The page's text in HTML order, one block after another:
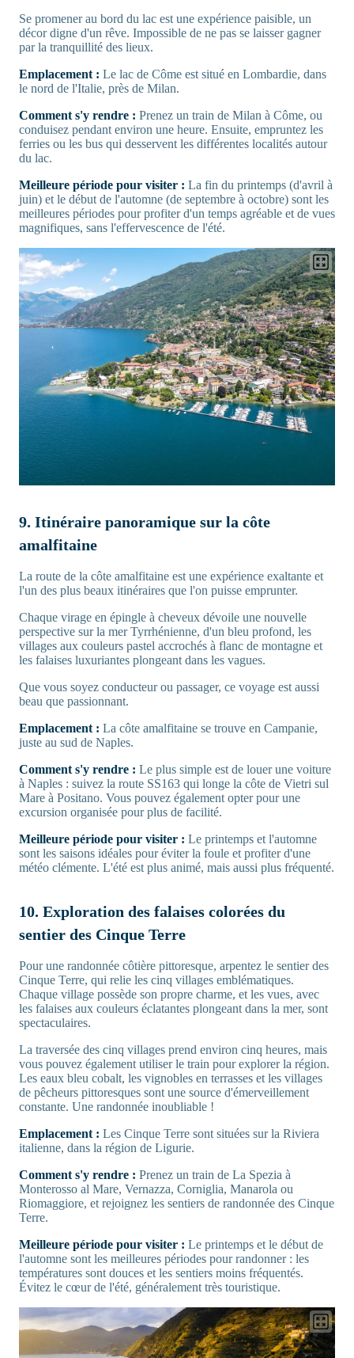
Se promener au bord du lac est une expérience paisible, un
décor digne d'un rêve. Impossible de ne pas se laisser gagner
par la tranquillité des lieux.
Emplacement : Le lac de Côme est situé en Lombardie, dans
le nord de l'Italie, près de Milan.
Comment s'y rendre : Prenez un train de Milan à Côme, ou
conduisez pendant environ une heure. Ensuite, empruntez les
ferries ou les bus qui desservent les différentes localités autour
du lac.
Meilleure période pour visiter : La fin du printemps (d'avril à
juin) et le début de l'automne (de septembre à octobre) sont les
meilleures périodes pour profiter d'un temps agréable et de vues
magnifiques, sans l'effervescence de l'été.
9. Itinéraire panoramique sur la côte
amalfitaine
La route de la côte amalfitaine est une expérience exaltante et
l'un des plus beaux itinéraires que l'on puisse emprunter.
Chaque virage en épingle à cheveux dévoile une nouvelle
perspective sur la mer Tyrrhénienne, d'un bleu profond, les
villages aux couleurs pastel accrochés à flanc de montagne et
les falaises luxuriantes plongeant dans les vagues.
Que vous soyez conducteur ou passager, ce voyage est aussi
beau que passionnant.
Emplacement : La côte amalfitaine se trouve en Campanie,
juste au sud de Naples.
Comment s'y rendre : Le plus simple est de louer une voiture
à Naples : suivez la route SS163 qui longe la côte de Vietri sul
Mare à Positano. Vous pouvez également opter pour une
excursion organisée pour plus de facilité.
Meilleure période pour visiter : Le printemps et l'automne
sont les saisons idéales pour éviter la foule et profiter d'une
météo clémente. L'été est plus animé, mais aussi plus fréquenté.
10. Exploration des falaises colorées du
sentier des Cinque Terre
Pour une randonnée côtière pittoresque, arpentez le sentier des
Cinque Terre, qui relie les cinq villages emblématiques.
Chaque village possède son propre charme, et les vues, avec
les falaises aux couleurs éclatantes plongeant dans la mer, sont
spectaculaires.
La traversée des cinq villages prend environ cinq heures, mais
vous pouvez également utiliser le train pour explorer la région.
Les eaux bleu cobalt, les vignobles en terrasses et les villages
de pêcheurs pittoresques sont une source d'émerveillement
constante. Une randonnée inoubliable !
Emplacement : Les Cinque Terre sont situées sur la Riviera
italienne, dans la région de Ligurie.
Comment s'y rendre : Prenez un train de La Spezia à
Monterosso al Mare, Vernazza, Corniglia, Manarola ou
Riomaggiore, et rejoignez les sentiers de randonnée des Cinque
Terre.
Meilleure période pour visiter : Le printemps et le début de
l'automne sont les meilleures périodes pour randonner : les
températures sont douces et les sentiers moins fréquentés.
Évitez le cœur de l'été, généralement très touristique.